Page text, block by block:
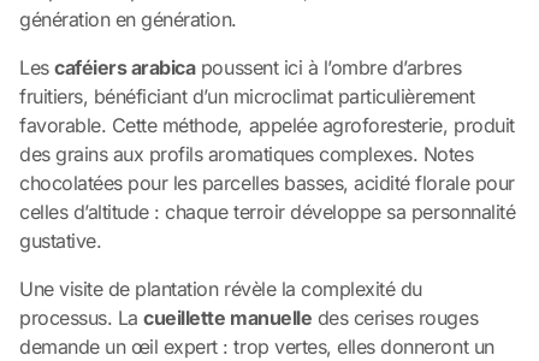
génération en génération.
Lescaféiers arabicapoussent ici à l’ombre d’arbres
fruitiers, bénéficiant d’un microclimat particulièrement
favorable. Cette méthode, appelée agroforesterie, produit
des grains aux profils aromatiques complexes. Notes
chocolatées pour les parcelles basses, acidité florale pour
celles d’altitude : chaque terroir développe sa personnalité
gustative.
Une visite de plantation révèle la complexité du
processus. Lacueillette manuelle des cerises rouges
demande un œil expert : trop vertes, elles donneront un